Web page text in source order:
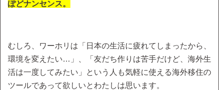
ぽどナンセンス。
むしろ、ワーホリは「日本の生活に疲れてしまったから、
環境を変えたい…」、「友だち作りは苦手だけど、海外生
活は一度してみたい」という人も気軽に使える海外移住の
ツールであって欲しいとわたしは思います。